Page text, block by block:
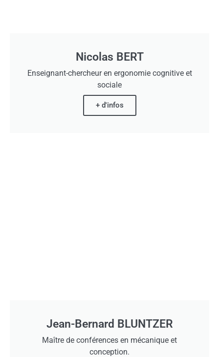
Nicolas BERT
Enseignant-chercheur en ergonomie cognitive et
sociale
+ d'infos
Jean-Bernard BLUNTZER
Maître de conférences en mécanique et
conception.